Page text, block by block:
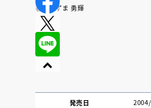
著：あずま 勇輝
発売日